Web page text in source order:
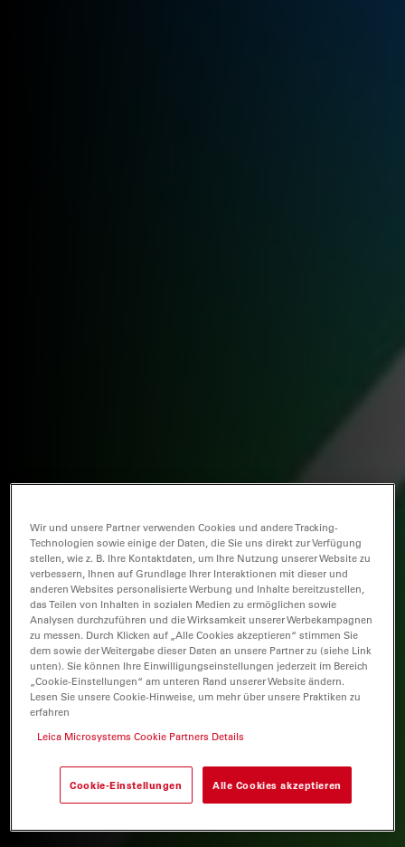
Wir und unsere Partner verwenden Cookies und andere Tracking-
Technologien sowie einige der Daten, die Sie uns direkt zur Verfügung
stellen, wie z. B. Ihre Kontaktdaten, um Ihre Nutzung unserer Website zu
verbessern, Ihnen auf Grundlage Ihrer Interaktionen mit dieser und
anderen Websites personalisierte Werbung und Inhalte bereitzustellen,
das Teilen von Inhalten in sozialen Medien zu ermöglichen sowie
Analysen durchzuführen und die Wirksamkeit unserer Werbekampagnen
zu messen. Durch Klicken auf „Alle Cookies akzeptieren“ stimmen Sie
dem sowie der Weitergabe dieser Daten an unsere Partner zu (siehe Link
unten). Sie können Ihre Einwilligungseinstellungen jederzeit im Bereich
„Cookie-Einstellungen“ am unteren Rand unserer Website ändern.
Lesen Sie unsere Cookie-Hinweise, um mehr über unsere Praktiken zu
erfahren
Leica Microsystems Cookie Partners Details
Cookie-Einstellungen Alle Cookies akzeptieren